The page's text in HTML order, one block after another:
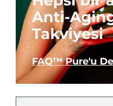
Anti-
Takviyesi
FAQ™ Pure'u